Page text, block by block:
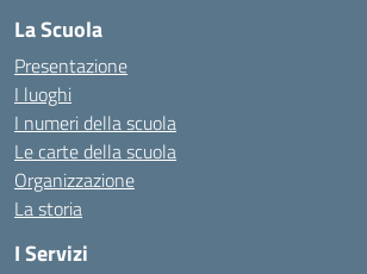
La Scuola
Presentazione
I luoghi
I numeri della scuola
Le carte della scuola
Organizzazione
La storia
I Servizi